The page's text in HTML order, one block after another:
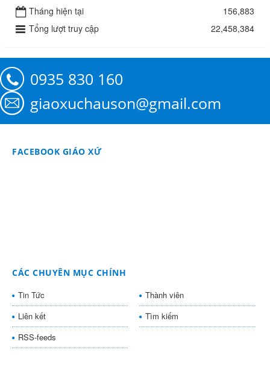
Tháng hiện tại
156,883
Tổng lượt truy cập
22,458,384
0935 830 160
giaoxuchauson@gmail.com
FACEBOOK GIÁO XỨ
CÁC CHUYÊN MỤC CHÍNH
Tin Tức
Thành viên
Liên kết
Tìm kiếm
RSS-feeds